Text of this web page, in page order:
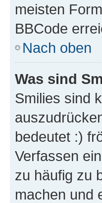
meisten
BBCode
Nach oben
Was sind
Smilies sind
bedeutet :)
Verfassen
zu häufig zu
machen und